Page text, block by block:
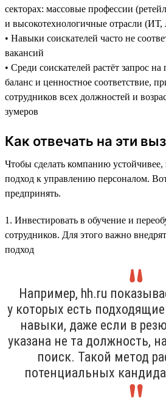
секторах: массовые профессии
и высокотехнологичные отрасли (ИТ,
• Навыки соискателей часто не
вакансий
• Среди соискателей растёт запрос
баланс и ценностное соответствие,
сотрудников всех должностей и
зумеров
Как отвечать на эти
Чтобы сделать компанию устойчивее,
подход к управлению персоналом.
предпринять.
1. Инвестировать в обучение и
сотрудников. Для этого важно
подход
Например, hh.ru
у которых есть
навыки, даже если в
указана не та должность,
поиск. Такой метод
потенциальных